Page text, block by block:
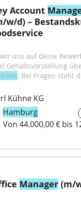
Account
w/d) –
uns auf deine
. Bei Fragen steht
Kühne KG
Hamburg
Von 44.000,00 € bis
Manager (m/